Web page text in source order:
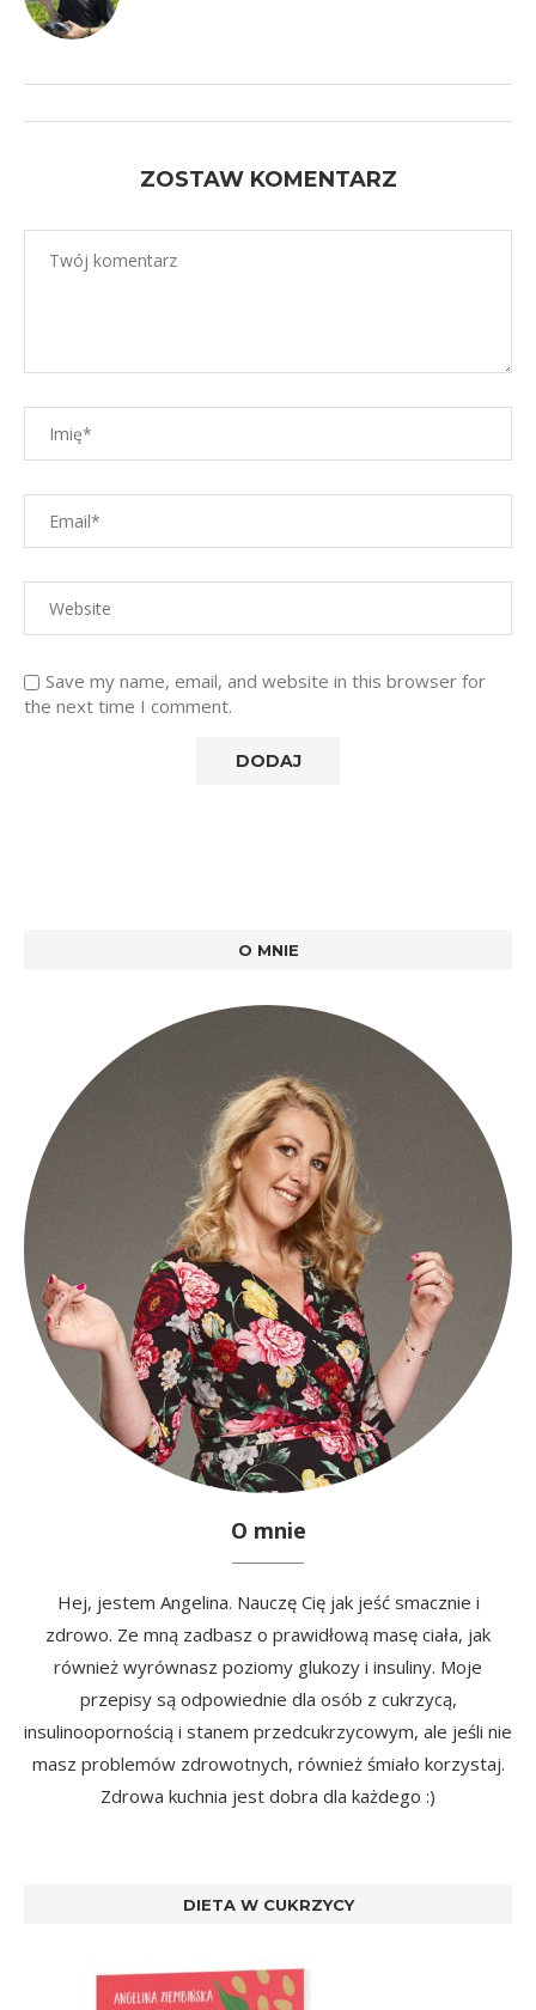
ZOSTAW KOMENTARZ
Save my name, email, and website in this browser for
the next time I comment.
O MNIE
O mnie
Hej, jestem Angelina. Nauczę Cię jak jeść smacznie i
zdrowo. Ze mną zadbasz o prawidłową masę ciała, jak
również wyrównasz poziomy glukozy i insuliny. Moje
przepisy są odpowiednie dla osób z cukrzycą,
insulinoopornością i stanem przedcukrzycowym, ale jeśli nie
masz problemów zdrowotnych, również śmiało korzystaj.
Zdrowa kuchnia jest dobra dla każdego :)
DIETA W CUKRZYCY